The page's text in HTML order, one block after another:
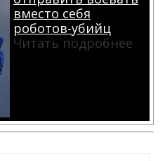
вместо себя
роботов-убийц
Читать подробнее